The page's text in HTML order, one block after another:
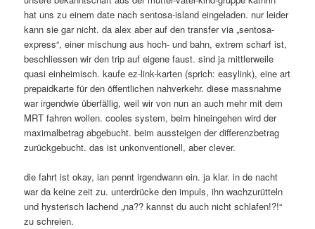
hat uns zu einem date nach sentosa-island eingeladen. nur leider
kann sie gar nicht. da alex aber auf den transfer via „sentosa-
express“, einer mischung aus hoch- und bahn, extrem scharf ist,
beschliessen wir den trip auf eigene faust. sind ja mittlerweile
quasi einheimisch. kaufe ez-link-karten (sprich: easylink), eine art
prepaidkarte für den öffentlichen nahverkehr. diese massnahme
war irgendwie überfällig, weil wir von nun an auch mehr mit dem
MRT fahren wollen. cooles system, beim hineingehen wird der
maximalbetrag abgebucht. beim aussteigen der differenzbetrag
zurückgebucht. das ist unkonventionell, aber clever.
die fahrt ist okay, ian pennt irgendwann ein. ja klar. in de nacht
war da keine zeit zu. unterdrücke den impuls, ihn wachzurütteln
und hysterisch lachend „na?? kannst du auch nicht schlafen!?!“
zu schreien.